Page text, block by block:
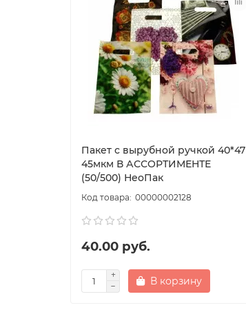
Пакет с вырубной ручкой 40*47
45мкм В АССОРТИМЕНТЕ
(50/500) НеоПак
00000002128
40.00 руб.
В корзину